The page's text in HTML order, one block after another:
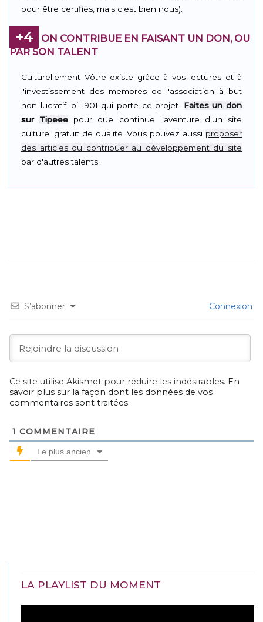
pour être certifiés, mais c'est bien nous).
+4
ON CONTRIBUE EN FAISANT UN DON, OU
PAR SON TALENT
Culturellement Vôtre existe grâce à vos lectures et à
l'investissement des membres de l'association à but
non lucratif loi 1901 qui porte ce projet. Faites un don
sur Tipeee pour que continue l'aventure d'un site
culturel gratuit de qualité. Vous pouvez aussi proposer
des articles ou contribuer au développement du site
par d'autres talents.
S’abonner Connexion
Ce site utilise Akismet pour réduire les indésirables. En
savoir plus sur la façon dont les données de vos
commentaires sont traitées.
1 COMMENTAIRE
Le plus ancien
LA PLAYLIST DU MOMENT